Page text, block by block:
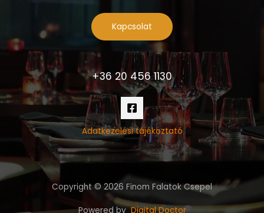
Kapcsolat
+36 20 456 1130
Adatkezelési tájékoztató
Copyright © 2026 Finom Falatok Csepel
Powered byDigital Doctor